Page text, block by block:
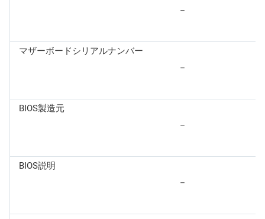
－
マザーボードシリアルナンバー
－
BIOS製造元
－
BIOS説明
－